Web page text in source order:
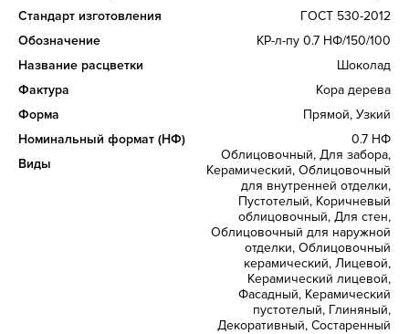
Стандарт изготовления
ГОСТ 530-2012
Обозначение
КР-л-пу 0.7 НФ/150/100
Название расцветки
Шоколад
Фактура
Кора дерева
Форма
Прямой, Узкий
Номинальный формат (НФ)
0.7 НФ
Виды
Облицовочный, Для забора,
Керамический, Облицовочный
для внутренней отделки,
Пустотелый, Коричневый
облицовочный, Для стен,
Облицовочный для наружной
отделки, Облицовочный
керамический, Лицевой,
Керамический лицевой,
Фасадный, Керамический
пустотелый, Глиняный,
Декоративный, Состаренный